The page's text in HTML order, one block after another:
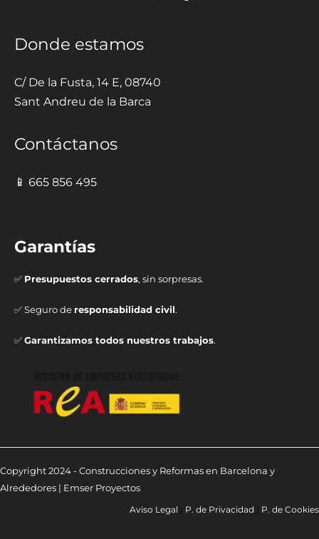
Donde estamos
C/ De la Fusta, 14 E, 08740
Sant Andreu de la Barca
Contáctanos
📱 665 856 495
Garantías
✅ Presupuestos cerrados, sin sorpresas.
✅ Seguro de responsabilidad civil.
✅ Garantizamos todos nuestros trabajos.
Copyright 2024 - Construcciones y Reformas en Barcelona y
Alrededores | Emser Proyectos
Aviso Legal P. de Privacidad P. de Cookies